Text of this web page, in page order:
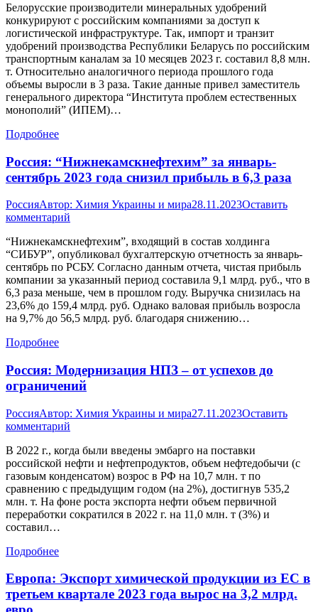
Белорусские производители минеральных удобрений
конкурируют с российским компаниями за доступ к
логистической инфраструктуре. Так, импорт и транзит
удобрений производства Республики Беларусь по российским
транспортным каналам за 10 месяцев 2023 г. составил 8,8 млн.
т. Относительно аналогичного периода прошлого года
объемы выросли в 3 раза. Такие данные привел заместитель
генерального директора “Института проблем естественных
монополий” (ИПЕМ)…
Подробнее
Россия: “Нижнекамскнефтехим” за январь-
сентябрь 2023 года снизил прибыль в 6,3 раза
РоссияАвтор: Химия Украины и мира28.11.2023Оставить
комментарий
“Нижнекамскнефтехим”, входящий в состав холдинга
“СИБУР”, опубликовал бухгалтерскую отчетность за январь-
сентябрь по РСБУ. Согласно данным отчета, чистая прибыль
компании за указанный период составила 9,1 млрд. руб., что в
6,3 раза меньше, чем в прошлом году. Выручка снизилась на
23,6% до 159,4 млрд. руб. Однако валовая прибыль возросла
на 9,7% до 56,5 млрд. руб. благодаря снижению…
Подробнее
Россия: Модернизация НПЗ – от успехов до
ограничений
РоссияАвтор: Химия Украины и мира27.11.2023Оставить
комментарий
В 2022 г., когда были введены эмбарго на поставки
российской нефти и нефтепродуктов, объем нефтедобычи (с
газовым конденсатом) возрос в РФ на 10,7 млн. т по
сравнению с предыдущим годом (на 2%), достигнув 535,2
млн. т. На фоне роста экспорта нефти объем первичной
переработки сократился в 2022 г. на 11,0 млн. т (3%) и
составил…
Подробнее
Европа: Экспорт химической продукции из ЕС в
третьем квартале 2023 года вырос на 3,2 млрд.